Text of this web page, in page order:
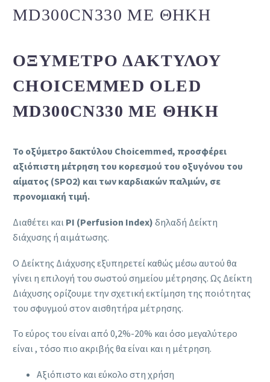
MD300CΝ330 ΜΕ ΘΉΚΗ
ΟΞΎΜΕΤΡΟ ΔΑΚΤΎΛΟΥ
CHOICEMMED OLED
MD300CΝ330 ΜΕ ΘΉΚΗ
Το οξύμετρο δακτύλου Choicemmed, προσφέρει
αξιόπιστη μέτρηση του κορεσμού του οξυγόνου του
αίματος (SPO2) και των καρδιακών παλμών, σε
προνομιακή τιμή.
Διαθέτει και PI (Perfusion Index) δηλαδή Δείκτη
διάχυσης ή αιμάτωσης.
Ο Δείκτης Διάχυσης εξυπηρετεί καθώς μέσω αυτού θα
γίνει η επιλογή του σωστού σημείου μέτρησης. Ως Δείκτη
Διάχυσης ορίζουμε την σχετική εκτίμηση της ποιότητας
του σφυγμού στον αισθητήρα μέτρησης.
Το εύρος του είναι από 0,2%-20% και όσο μεγαλύτερο
είναι , τόσο πιο ακριβής θα είναι και η μέτρηση.
Αξιόπιστο και εύκολο στη χρήση